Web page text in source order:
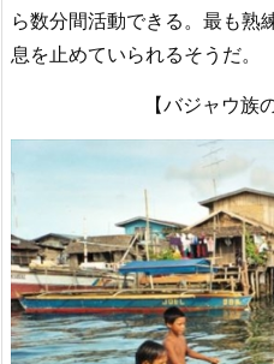
ら数分間活動できる。最も熟
息を止めていられるそうだ。
【バジャウ族